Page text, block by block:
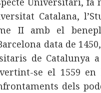
Catalana,
II amb el
data de
de Catalunya
se el 1559
dels